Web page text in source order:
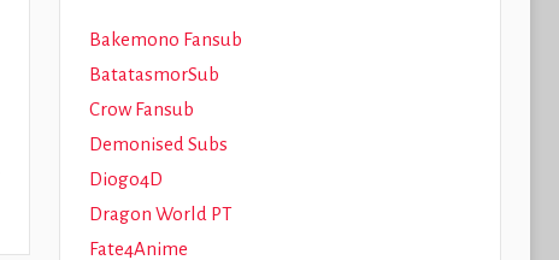
Bakemono Fansub
BatatasmorSub
Crow Fansub
Demonised Subs
Diogo4D
Dragon World PT
Fate4Anime